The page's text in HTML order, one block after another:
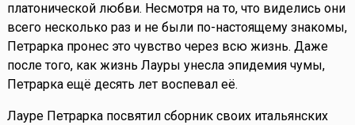
платонической любви. Несмотря на то, что виделись они
всего несколько раз и не были по-настоящему знакомы,
Петрарка пронес это чувство через всю жизнь. Даже
после того, как жизнь Лауры унесла эпидемия чумы,
Петрарка ещё десять лет воспевал её.
Лауре Петрарка посвятил сборник своих итальянских